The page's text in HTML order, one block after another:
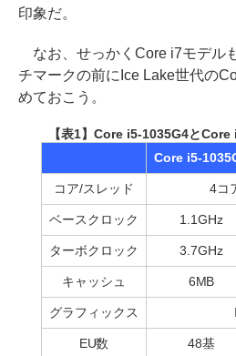
印象だ。
なお、せっかくCore i7モデル
チマークの前にIce Lake世代の
めておこう。
【表1】Core i5-1035G4と
Core i5-
コア/スレッド 4コ
ベースクロック 1.1GHz
ターボクロック 3.7GHz
キャッシュ 6MB
グラフィックス
EU数 48基